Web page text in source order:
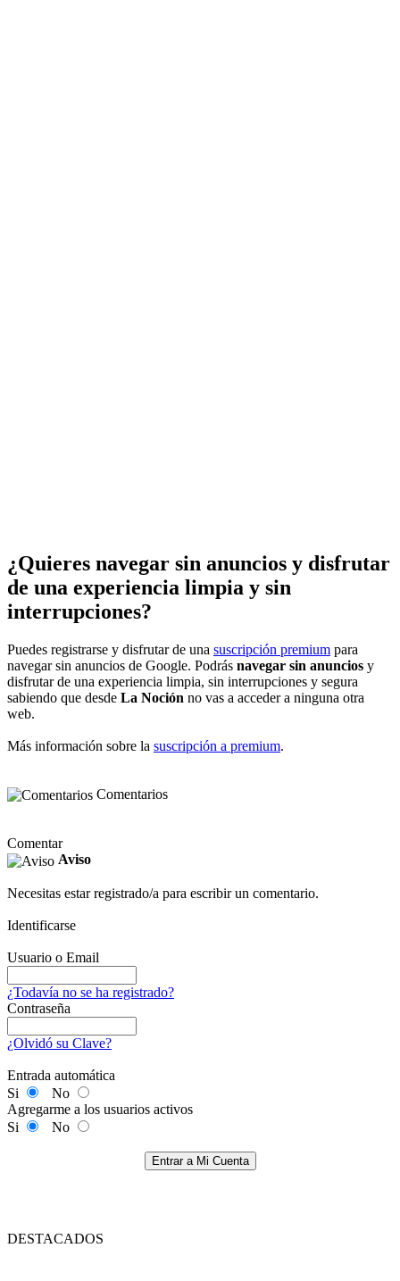
¿Quieres navegar sin anuncios y disfrutar
de una experiencia limpia y sin
interrupciones?
Puedes registrarse y disfrutar de una suscripción premium para
navegar sin anuncios de Google. Podrás navegar sin anuncios y
disfrutar de una experiencia limpia, sin interrupciones y segura
sabiendo que desde La Noción no vas a acceder a ninguna otra
web.
Más información sobre la suscripción a premium.
Comentarios
Comentar
Aviso
Necesitas estar registrado/a para escribir un comentario.
Identificarse
Usuario o Email
¿Todavía no se ha registrado?
Contraseña
¿Olvidó su Clave?
Entrada automática
Si
No
Agregarme a los usuarios activos
Si
No
Entrar a Mi Cuenta
DESTACADOS